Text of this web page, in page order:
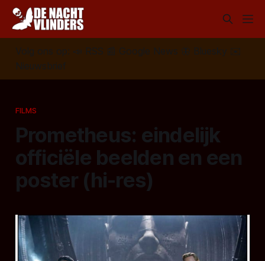
Volg ons op: 📣 RSS 📰 Google News 🦋 Bluesky
✉️
Nieuwsbrief
FILMS
Prometheus: eindelijk
officiële beelden en een
poster (hi-res)